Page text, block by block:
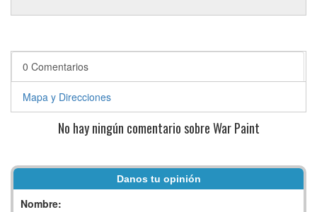
0 Comentarios
Mapa y Direcciones
No hay ningún comentario sobre War Paint
Danos tu opinión
Nombre: